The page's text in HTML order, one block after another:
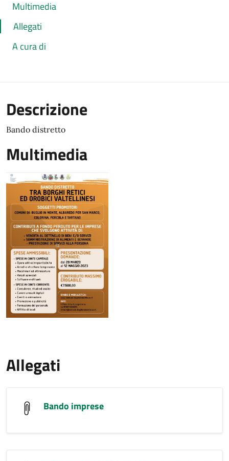
Multimedia
Allegati
A cura di
Descrizione
Bando distretto
Multimedia
Allegati
Bando imprese